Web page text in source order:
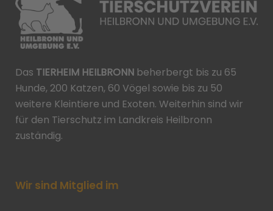
Das TIERHEIM HEILBRONN beherbergt bis zu 65
Hunde, 200 Katzen, 60 Vögel sowie bis zu 50
weitere Kleintiere und Exoten. Weiterhin sind wir
für den Tierschutz im Landkreis Heilbronn
zuständig.
Wir sind Mitglied im